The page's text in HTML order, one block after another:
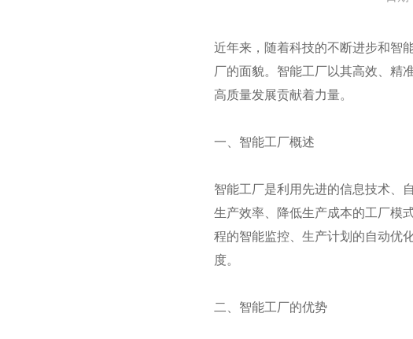
近年来，随着科技的不断进步和智
厂的面貌。智能工厂以其高效、精
高质量发展贡献着力量。
一、智能工厂概述
智能工厂是利用先进的信息技术、
生产效率、降低生产成本的工厂模
程的智能监控、生产计划的自动优
度。
二、智能工厂的优势